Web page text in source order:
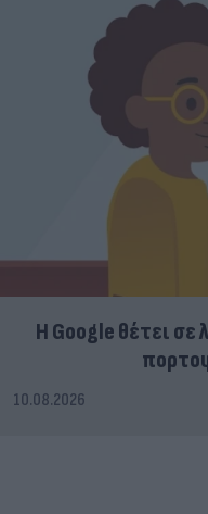
Η Google θέτει σε
10.08.2026